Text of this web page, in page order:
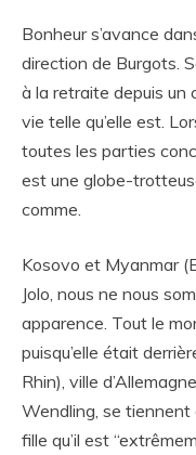
Bonheur s’avance
direction de Burgots.
à la retraite depuis
vie telle qu’elle est.
toutes les parties
est une globe-
comme.
Kosovo et Myanmar
Jolo, nous ne nous
apparence. Tout le
puisqu’elle était
Rhin), ville
Wendling, se tiennent
fille qu’il est